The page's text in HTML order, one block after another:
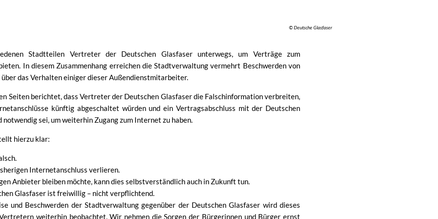
© Deutsche Glasfaser
Stadtteilen Vertreter der Deutschen Glasfaser unterwegs, um Verträge zum
In diesem Zusammenhang erreichen die Stadtverwaltung vermehrt Beschwerden von
das Verhalten einiger dieser Außendienstmitarbeiter.
Seiten berichtet, dass Vertreter der Deutschen Glasfaser die Falschinformation verbreiten,
künftig abgeschaltet würden und ein Vertragsabschluss mit der Deutschen
notwendig sei, um weiterhin Zugang zum Internet zu haben.
hierzu klar:
Internetanschluss verlieren.
Anbieter bleiben möchte, kann dies selbstverständlich auch in Zukunft tun.
Glasfaser ist freiwillig – nicht verpflichtend.
und Beschwerden der Stadtverwaltung gegenüber der Deutschen Glasfaser wird dieses
weiterhin beobachtet. Wir nehmen die Sorgen der Bürgerinnen und Bürger ernst